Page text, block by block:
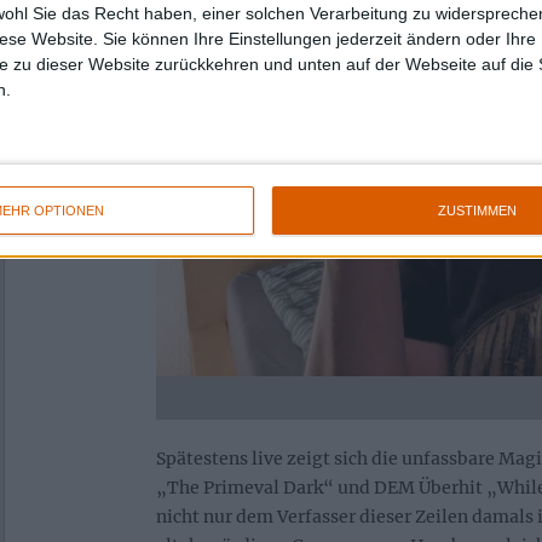
Sie das Recht haben, einer solchen Verarbeitung zu
Website. Sie können Ihre Einstellungen jederzeit ändern oder Ihre
zu dieser Website zurückkehren und unten auf der Webseite auf die
OPTIONEN ZUSTIMMEN
Spätestens live zeigt sich die unfassbare
„The Primeval Dark“ und DEM Überhit
nicht nur dem Verfasser dieser Zeilen damals